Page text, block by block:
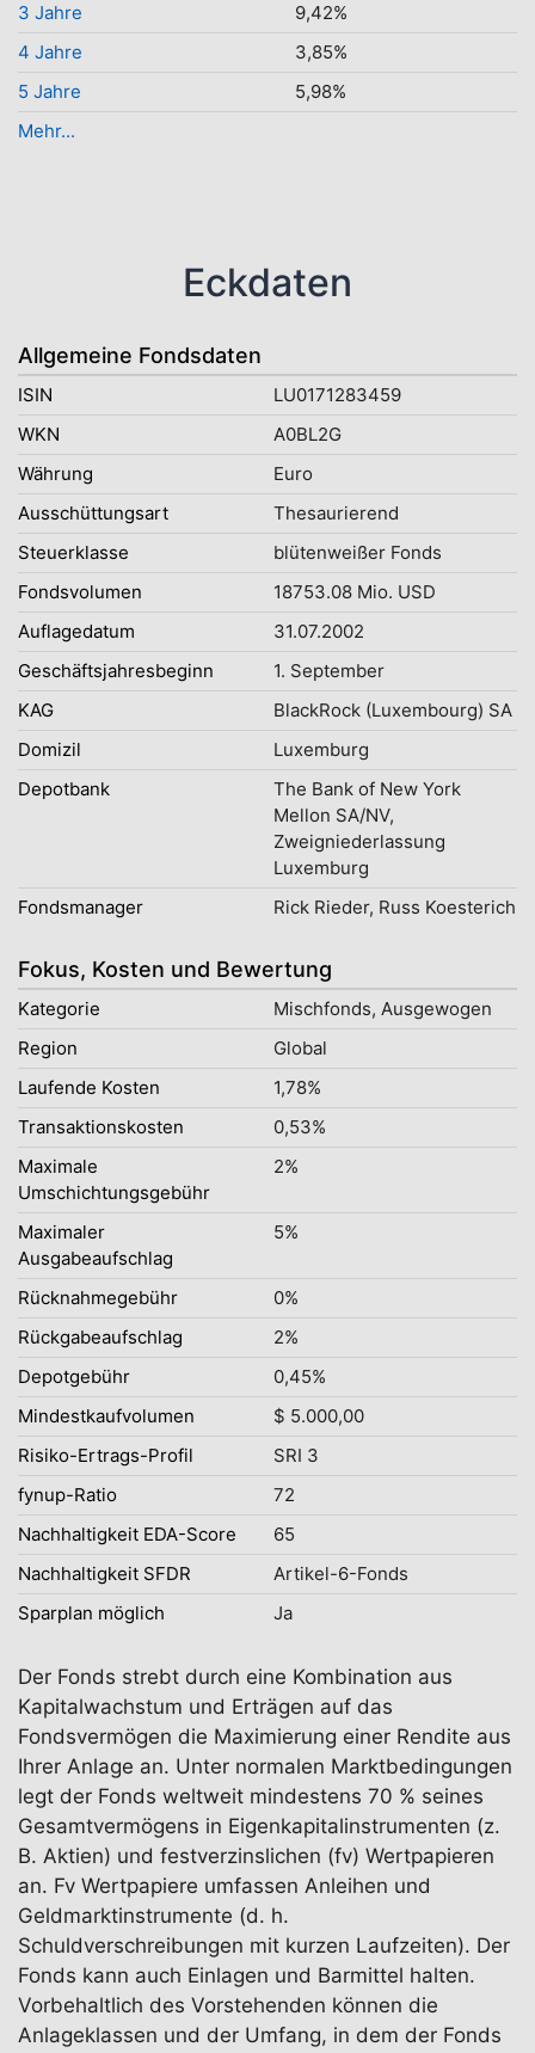
3 Jahre
9,42%
4 Jahre
3,85%
5 Jahre
5,98%
Mehr...
Eckdaten
Allgemeine Fondsdaten
ISIN
LU0171283459
WKN
A0BL2G
Währung
Euro
Ausschüttungsart
Thesaurierend
Steuerklasse
blütenweißer Fonds
Fondsvolumen
18753.08 Mio. USD
Auflagedatum
31.07.2002
Geschäftsjahresbeginn
1. September
KAG
BlackRock (Luxembourg) SA
Domizil
Luxemburg
Depotbank
The Bank of New York
Mellon SA/NV,
Zweigniederlassung
Luxemburg
Fondsmanager
Rick Rieder, Russ Koesterich
Fokus, Kosten und Bewertung
Kategorie
Mischfonds, Ausgewogen
Region
Global
Laufende Kosten
1,78%
Transaktionskosten
0,53%
Maximale
Umschichtungsgebühr
2%
Maximaler
Ausgabeaufschlag
5%
Rücknahmegebühr
0%
Rückgabeaufschlag
2%
Depotgebühr
0,45%
Mindestkaufvolumen
$ 5.000,00
Risiko-Ertrags-Profil
SRI 3
fynup-Ratio
72
Nachhaltigkeit EDA-Score
65
Nachhaltigkeit SFDR
Artikel-6-Fonds
Sparplan möglich
Ja
Der Fonds strebt durch eine Kombination aus
Kapitalwachstum und Erträgen auf das
Fondsvermögen die Maximierung einer Rendite aus
Ihrer Anlage an. Unter normalen Marktbedingungen
legt der Fonds weltweit mindestens 70 % seines
Gesamtvermögens in Eigenkapitalinstrumenten (z.
B. Aktien) und festverzinslichen (fv) Wertpapieren
an. Fv Wertpapiere umfassen Anleihen und
Geldmarktinstrumente (d. h.
Schuldverschreibungen mit kurzen Laufzeiten). Der
Fonds kann auch Einlagen und Barmittel halten.
Vorbehaltlich des Vorstehenden können die
Anlageklassen und der Umfang, in dem der Fonds